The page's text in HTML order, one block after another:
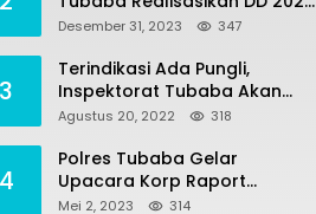
Untuk Sejumlah Program
Desember 31, 2023 347
3
Terindikasi Ada Pungli,
Inspektorat Tubaba Akan
Panggil Kepala SDN 7
Agustus 20, 2022 318
4
Polres Tubaba Gelar
Upacara Korp Raport
Kenaikan Pangkat
Mei 2, 2023 314